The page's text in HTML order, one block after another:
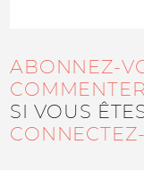
ABONNEZ-
SI VOUS